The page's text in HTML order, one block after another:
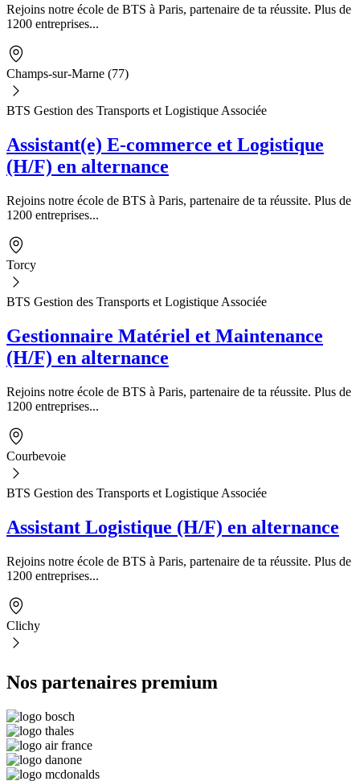
Rejoins notre école de BTS à Paris, partenaire de ta réussite. Plus de
1200 entreprises...
Champs-sur-Marne (77)
BTS Gestion des Transports et Logistique Associée
Assistant(e) E-commerce et Logistique
(H/F) en alternance
Rejoins notre école de BTS à Paris, partenaire de ta réussite. Plus de
1200 entreprises...
Torcy
BTS Gestion des Transports et Logistique Associée
Gestionnaire Matériel et Maintenance
(H/F) en alternance
Rejoins notre école de BTS à Paris, partenaire de ta réussite. Plus de
1200 entreprises...
Courbevoie
BTS Gestion des Transports et Logistique Associée
Assistant Logistique (H/F) en alternance
Rejoins notre école de BTS à Paris, partenaire de ta réussite. Plus de
1200 entreprises...
Clichy
Nos partenaires premium